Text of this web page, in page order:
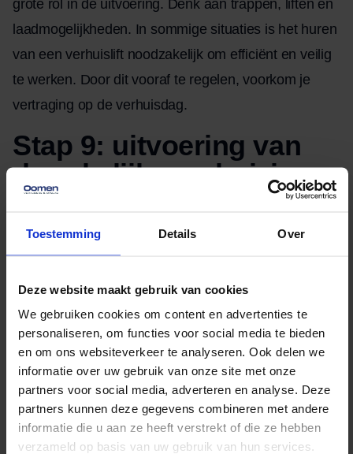
Toestemming Details Over
Deze website maakt gebruik van cookies
We gebruiken cookies om content en advertenties te
personaliseren, om functies voor social media te bieden
en om ons websiteverkeer te analyseren. Ook delen we
informatie over uw gebruik van onze site met onze
partners voor social media, adverteren en analyse. Deze
partners kunnen deze gegevens combineren met andere
informatie die u aan ze heeft verstrekt of die ze hebben
verzameld op basis van uw gebruik van hun services.
grote rol in de uitvoering. Denk aan trappen, liften en
laadmogelijkheden. In sommige situaties is het huren
van een verhuislift noodzakelijk om efficiënt en veilig
te werken. Door dit vooraf te regelen, voorkom je
vertraging op de verhuisdag.
Stap 9: uitvoering van
de zakelijke verhuizing
duidelijk is wie aanspreekpunt is en wie welke taken
heeft. Een goede voorbereiding betaalt zich hier uit.
Wanneer iedereen weet wat er moet gebeuren,
verloopt de uitvoering rustiger en voorspelbaarder.
Stap 10: nazorg en
afronding
Na de verhuizing is het belangrijk om tijd te nemen
voor afronding. Controleer of alles op de juiste plek